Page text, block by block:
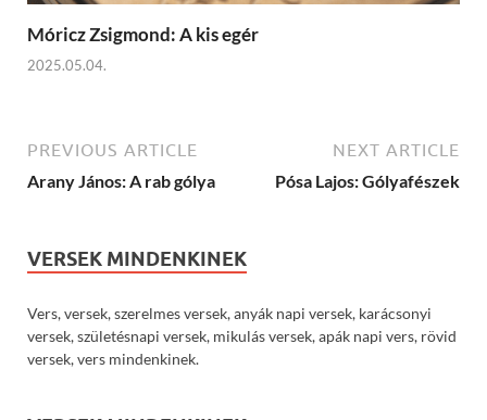
Móricz Zsigmond: A kis egér
2025.05.04.
PREVIOUS ARTICLE
Arany János: A rab gólya
NEXT ARTICLE
Pósa Lajos: Gólyafészek
VERSEK MINDENKINEK
Vers, versek, szerelmes versek, anyák napi versek, karácsonyi
versek, születésnapi versek, mikulás versek, apák napi vers, rövid
versek, vers mindenkinek.